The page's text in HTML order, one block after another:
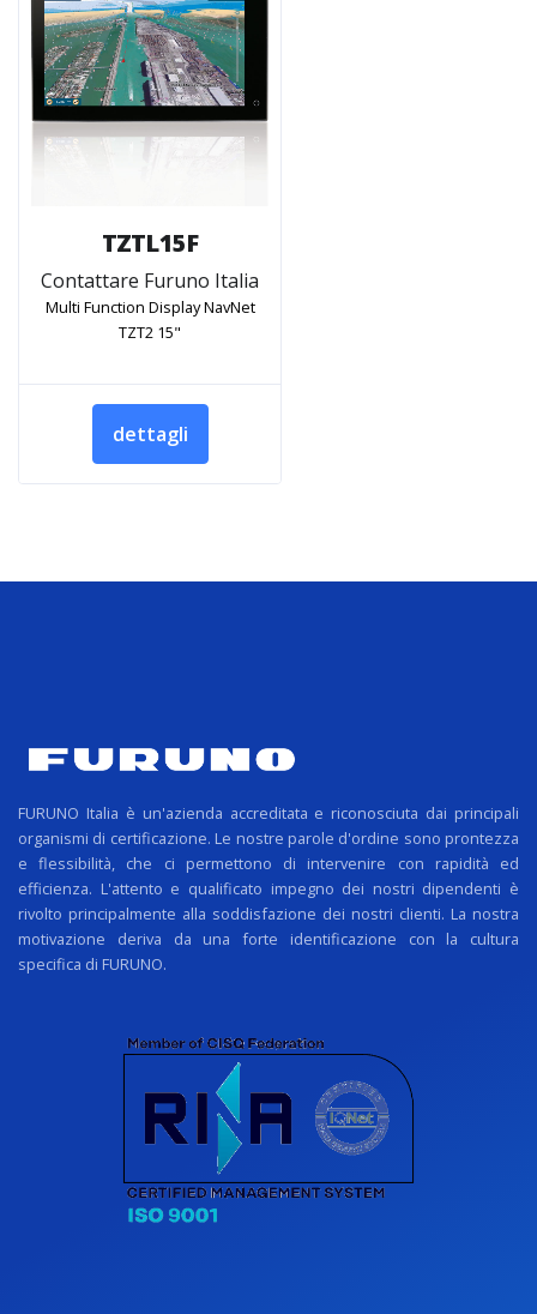
TZTL15F
Contattare Furuno Italia
Multi Function Display NavNet
TZT2 15"
dettagli
FURUNO Italia è un'azienda accreditata e riconosciuta dai principali
organismi di certificazione. Le nostre parole d'ordine sono prontezza
e flessibilità, che ci permettono di intervenire con rapidità ed
efficienza. L'attento e qualificato impegno dei nostri dipendenti è
rivolto principalmente alla soddisfazione dei nostri clienti. La nostra
motivazione deriva da una forte identificazione con la cultura
specifica di FURUNO.